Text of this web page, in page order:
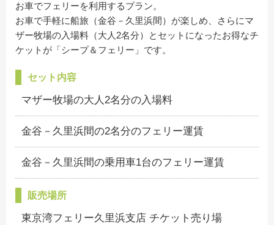
お車でフェリーを利用するプラン。
お車で手軽に船旅（金谷－久里浜間）が楽しめ、さらにマ
ザー牧場の入場料（大人2名分）とセットになったお得なチ
ケットが「シープ＆フェリー」です。
セット内容
マザー牧場の大人2名分の入場料
金谷－久里浜間の2名分のフェリー運賃
金谷－久里浜間の乗用車1台のフェリー運賃
販売場所
東京湾フェリー久里浜支店 チケット売り場